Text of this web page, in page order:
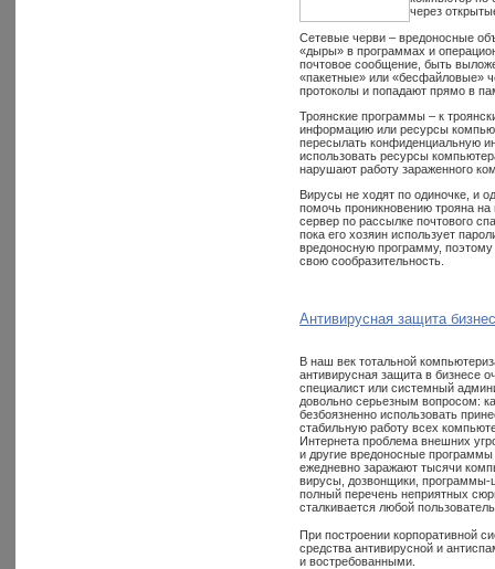
через
Сетевые черви – вредоносные
«дыры» в программах и
почтовое сообщение, быть
«пакетные» или «бесфайловые»
протоколы и попадают прямо в
Троянские программы – к
информацию или ресурсы
пересылать конфиденциальную
использовать ресурсы
нарушают работу зараженного
Вирусы не ходят по одиночке, и
помочь проникновению трояна
сервер по рассылке почтового
пока его хозяин использует
вредоносную программу,
свою сообразительность.
Антивирусная защита
В наш век тотальной
антивирусная защита в бизнесе
специалист или системный
довольно серьезным вопросом:
безбоязненно использовать
стабильную работу всех
Интернета проблема внешних
и другие вредоносные
ежедневно заражают тысячи
вирусы, дозвонщики,
полный перечень неприятных
сталкивается любой
При построении корпоративной
средства антивирусной и
и востребованными.